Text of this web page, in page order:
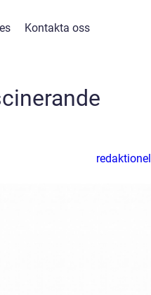
Kontakta oss
redaktionel